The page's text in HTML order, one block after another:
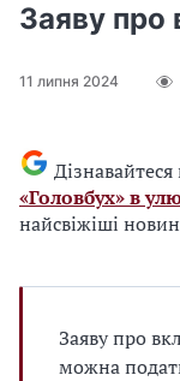
Заяву про
11 липня 2024
«Головбух» в
найсвіжіші
Заяву про
можна